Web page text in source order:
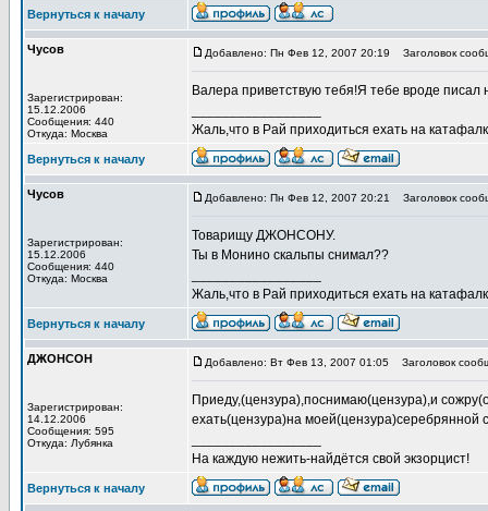
Вернуться к началу
Чусов
Зарегистрирован:
15.12.2006
Сообщения: 440
Откуда: Москва
Добавлено: Пн Фев 12, 2007 20:19 Заголовок
Валера приветствую тебя!Я тебе вроде
Жаль,что в Рай приходиться ехать на
Вернуться к началу
Чусов
Зарегистрирован:
15.12.2006
Сообщения: 440
Откуда: Москва
Добавлено: Пн Фев 12, 2007 20:21 Заголовок
Товарищу ДЖОНСОНУ.
Ты в Монино скальпы снимал??
Жаль,что в Рай приходиться ехать на
Вернуться к началу
ДЖОНСОН
Зарегистрирован:
14.12.2006
Сообщения: 595
Откуда: Лубянка
Добавлено: Вт Фев 13, 2007 01:05 Заголовок
Приеду,(цензура),поснимаю(цензура),и
ехать(цензура)на моей(цензура)серебрянной
На каждую нежить-найдётся свой экзорцист!
Вернуться к началу